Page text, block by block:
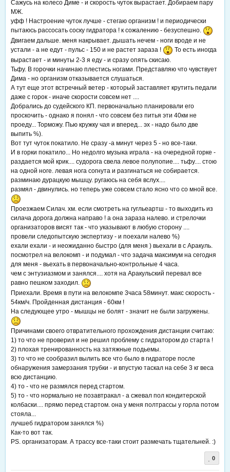
Сажусь на колесо Диме - и скорость чуток вырастает. Добираем пару
МЖ.
уфф ! Настроение чуток лучше - стегаю организм ! и периодически
пытаюсь рассосать соску гидратора ! к сожалению - безуспешно.
Двигаем дальше. меня накрывает. дышать нечем - ноги вроде и не
устали - а не едут - пульс - 150 и не растет зараза !
То есть иногда
вырастает - и минуты 2-3 я еду - и сразу опять скисаю.
Тьфу. В горочки начинаю плестись ногами. Представляю что чувствует
Дима - но организм отказывается слушаться.
А тут еще этот встречный ветер - который заставляет крутить педали
даже с горок - иначе скорости совсем нет ....
Добрались до судейского КП. первоначально планировали его
проскочить - однако я понял - что совсем без питья эти 40км не
проеду... Торможу. Пью кружку чая и вперед... эх - надо было две
выпить %).
Вот тут чуток покатило. Не сразу -а минут через 5 - но все-таки.
И в горки покатило... Но недолго музыка играла - на очередной горке -
раздается мой крик.... судорога свела левое полупопие.... тьфу.... стою
на одной ноге. левая нога согнута и разгинаться не собирается.
разминаю дурацкую мышцу. ругаюсь на себя вслух....
размял - двинулись. но теперь уже совсем стало ясно что со мной все.
Проезжаем Силач. хм. если смотреть на гугльеартш - то выходить из
силача дорога должна направо ! а она зараза налево. и стрелочки
организаторов висят так - что указывают в любую сторону ....
провели следопытскую экспертизу - и поехали налево %)
ехали ехали - и неожиданно быстро (для меня ) вьехали в с Аракуль.
посмотрел на велокомп - и подумал - что задача максимум на сегодня
для меня - вьехать в первоначально-контрольные 4 часа.
чем с энтузиазмом и занялся.... хотя на Аракульский перевал все
равно пешком заходил.
Приехали. Время в пути на велокомпе 3часа 58минут. макс скорость -
54км/ч. Пройденная дистанция - 60км !
На следующее утро - мышцы не болят - значит не были загружены.
Причинами своего отвратительного прохождения дистанции считаю:
1) то что не проверил и не решил проблему с гидратором до старта !
2) плохая тренированность на затяжные подьемы.
3) то что не сообразил вылить все что было в гидраторе после
обнаружения замерзания трубки - и впустую таскал на себе 3 кг веса
всю дистанцию.
4) то - что не размялся перед стартом.
5) то - что нормально не позавтракал - а сжевал пол кондитерской
колбаски.... прямо перед стартом. она у меня полтрассы у горла потом
стояла...
лучшеб гидратором занялся %)
Как-то вот так.
PS. организаторам. А трассу все-таки стоит размечать тщательней. :)
0